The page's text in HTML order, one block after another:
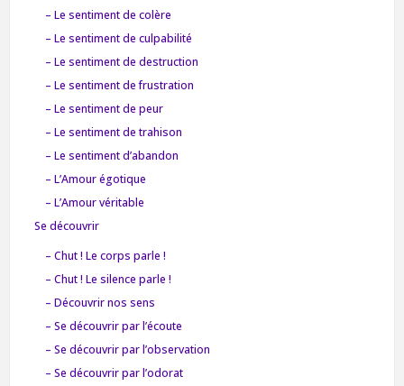
– Le sentiment de colère
– Le sentiment de culpabilité
– Le sentiment de destruction
– Le sentiment de frustration
– Le sentiment de peur
– Le sentiment de trahison
– Le sentiment d’abandon
– L’Amour égotique
– L’Amour véritable
Se découvrir
– Chut ! Le corps parle !
– Chut ! Le silence parle !
– Découvrir nos sens
– Se découvrir par l’écoute
– Se découvrir par l’observation
– Se découvrir par l’odorat